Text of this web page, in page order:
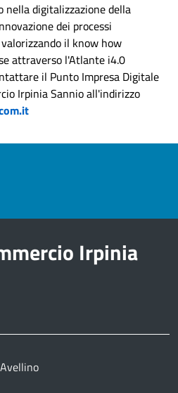
nella digitalizzazione della
dei processi
il know how
attraverso l'Atlante i4.0
il Punto Impresa Digitale
Irpinia Sannio all'indirizzo
Irpinia